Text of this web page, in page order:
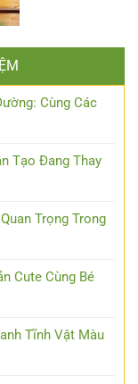
Cùng Các
Tạo Đang Thay
Trọng Trong
Cute Cùng Bé
Tĩnh Vật Màu